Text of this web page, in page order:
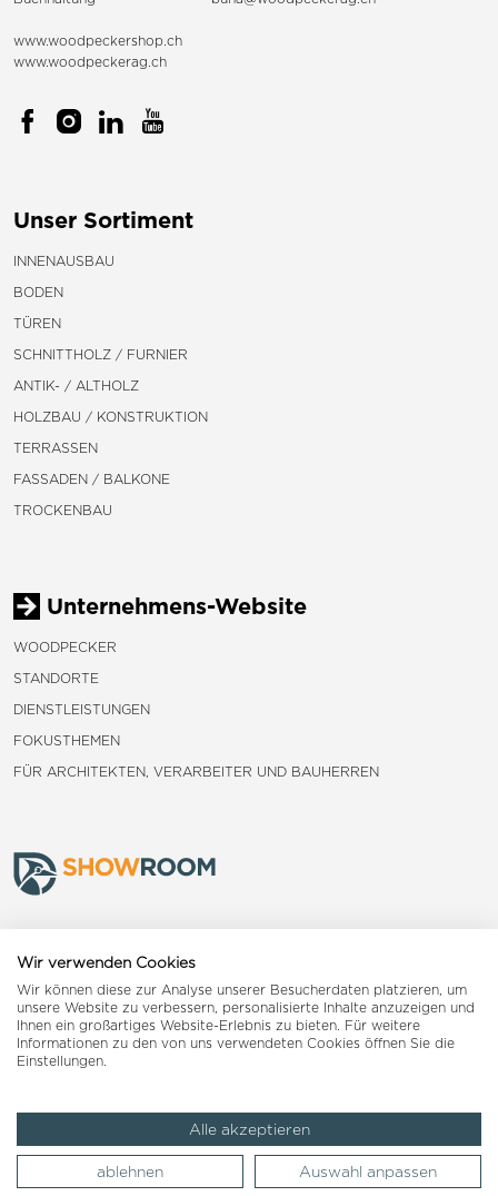
www.woodpeckershop.ch
www.woodpeckerag.ch
Unser Sortiment
INNENAUSBAU
BODEN
TÜREN
SCHNITTHOLZ / FURNIER
ANTIK- / ALTHOLZ
HOLZBAU / KONSTRUKTION
TERRASSEN
FASSADEN / BALKONE
TROCKENBAU
Unternehmens-Website
WOODPECKER
STANDORTE
DIENSTLEISTUNGEN
FOKUSTHEMEN
FÜR ARCHITEKTEN, VERARBEITER UND BAUHERREN
Landquart
Reiden
Impressum AGB Datenschutzerklärung
Wir verwenden Cookies
Wir können diese zur Analyse unserer Besucherdaten platzieren, um
unsere Website zu verbessern, personalisierte Inhalte anzuzeigen und
Ihnen ein großartiges Website-Erlebnis zu bieten. Für weitere
Informationen zu den von uns verwendeten Cookies öffnen Sie die
Einstellungen.
Alle akzeptieren
ablehnen Auswahl anpassen